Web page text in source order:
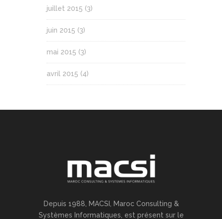
juillet 2015 (3)
juin 2015 (3)
mai 2015 (3)
avril 2015 (4)
Depuis 1988, MACSI, Maroc Consulting &
Systèmes Informatiques, est présent sur le